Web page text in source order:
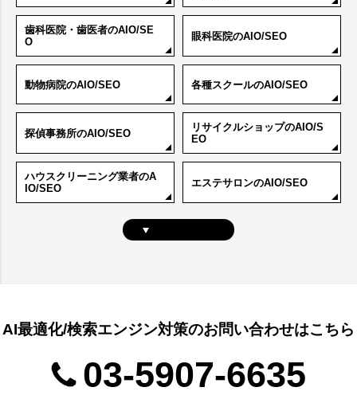
歯科医院・歯医者のAIO/SE
O
眼科医院のAIO/SEO
動物病院のAIO/SEO 各種スクールのAIO/SEO
探偵事務所のAIO/SEO
リサイクルショップのAIO/S
EO
ハウスクリーニング業者のA
IO/SEO
エステサロンのAIO/SEO
AI最適化/検索エンジン対策のお問い合わせはこちら
03-5907-6635